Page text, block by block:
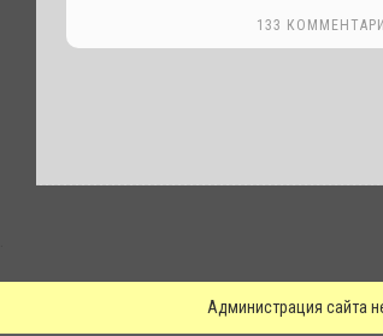
133
Администрация сайта